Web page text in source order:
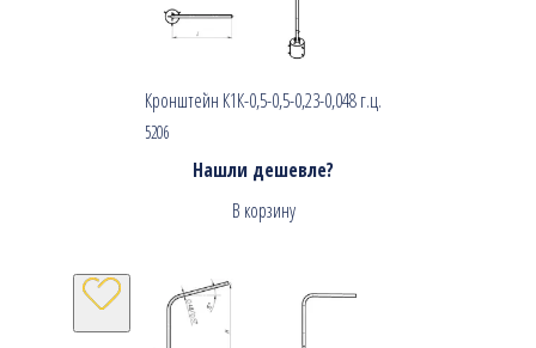
Кронштейн К1К-0,5-0,5-0,23-0,048 г.ц.
5206
Нашли дешевле?
В корзину